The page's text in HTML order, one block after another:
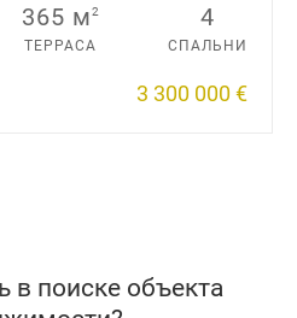
365 м2
ТЕРРАСА
4
СПАЛЬНИ
3 300 000 €
поиске объекта